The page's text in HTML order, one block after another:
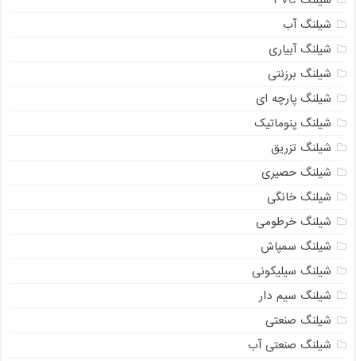
شیلنگ آب
شیلنگ آبیاری
شیلنگ برزنتی
شیلنگ پارچه ای
شیلنگ پنوماتیک
شیلنگ تزریق
شیلنگ حصیری
شیلنگ خانگی
شیلنگ خرطومی
شیلنگ سمپاش
شیلنگ سیلیکونی
شیلنگ سیم دار
شیلنگ صنعتی
شیلنگ صنعتی آب